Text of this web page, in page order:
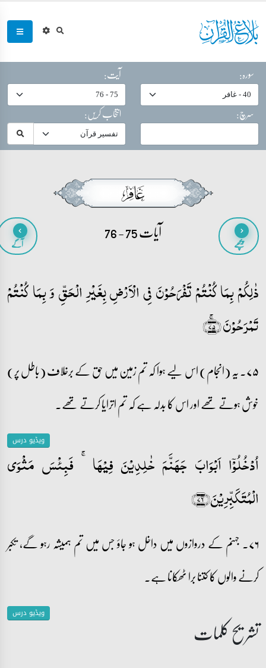
سورہ:
آیت:
سرچ:
انتخاب کریں:
پیچھے آیات 75 - 76 آگے
ذٰلِکُمۡ بِمَا کُنۡتُمۡ تَفۡرَحُوۡنَ فِی الۡاَرۡضِ بِغَیۡرِ الۡحَقِّ وَ بِمَا کُنۡتُمۡ
تَمۡرَحُوۡنَ ﴿ۚ۷۵﴾
۷۵۔ یہ (انجام) اس لیے ہوا کہ تم زمین میں حق کے برخلاف (باطل پر)
خوش ہوتے تھے اور اس کا بدلہ ہے کہ تم اترایا کرتے تھے۔
ویڈیو درس
اُدۡخُلُوۡۤا اَبۡوَابَ جَہَنَّمَ خٰلِدِیۡنَ فِیۡہَا ۚ فَبِئۡسَ مَثۡوَی
الۡمُتَکَبِّرِیۡنَ﴿۷۶﴾
۷۶۔ جہنم کے دروازوں میں داخل ہو جاؤ جس میں تم ہمیشہ رہو گے، تکبر
کرنے والوں کا کتنا برا ٹھکانا ہے۔
ویڈیو درس تشریح کلمات